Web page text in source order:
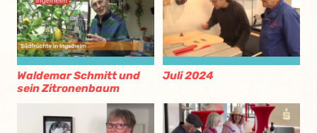
Waldemar Schmitt und
sein Zitronenbaum
Juli 2024